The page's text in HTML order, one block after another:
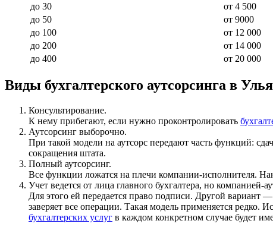
до 30
от 4 500
до 50
от 9000
до 100
от 12 000
до 200
от 14 000
до 400
от 20 000
Виды бухгалтерского аутсорсинга в
Консультирование.
К нему прибегают, если нужно проконтролировать
Аутсорсинг выборочно.
При такой модели на аутсорс передают часть функций:
сокращения штата.
Полный аутсорсинг.
Все функции ложатся на плечи компании-исполнителя.
Учет ведется от лица главного бухгалтера, но компанией-
Для этого ей передается право подписи. Другой вариант
заверяет все операции. Такая модель применяется
бухгалтерских услуг в каждом конкретном случае будет